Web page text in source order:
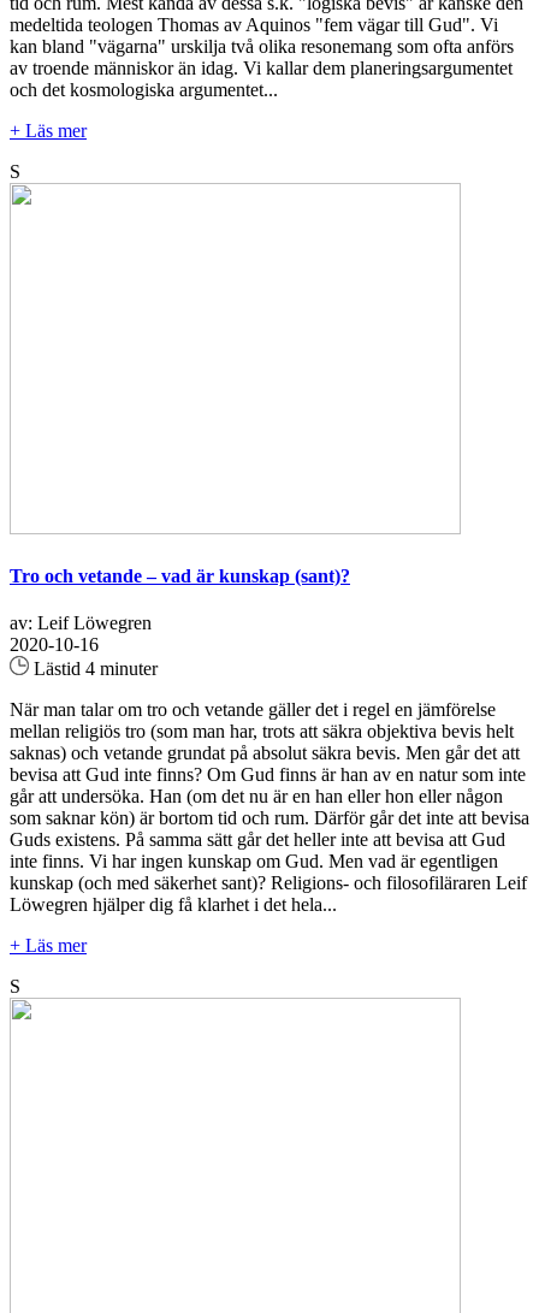
medeltida teologen Thomas av Aquinos "fem vägar till Gud". Vi
kan bland "vägarna" urskilja två olika resonemang som ofta anförs
av troende människor än idag. Vi kallar dem planeringsargumentet
och det kosmologiska argumentet...
+ Läs mer
S
Tro och vetande – vad är kunskap (sant)?
av: Leif Löwegren
2020-10-16
Lästid 4 minuter
När man talar om tro och vetande gäller det i regel en jämförelse
mellan religiös tro (som man har, trots att säkra objektiva bevis helt
saknas) och vetande grundat på absolut säkra bevis. Men går det att
bevisa att Gud inte finns? Om Gud finns är han av en natur som inte
går att undersöka. Han (om det nu är en han eller hon eller någon
som saknar kön) är bortom tid och rum. Därför går det inte att bevisa
Guds existens. På samma sätt går det heller inte att bevisa att Gud
inte finns. Vi har ingen kunskap om Gud. Men vad är egentligen
kunskap (och med säkerhet sant)? Religions- och filosofiläraren Leif
Löwegren hjälper dig få klarhet i det hela...
+ Läs mer
S